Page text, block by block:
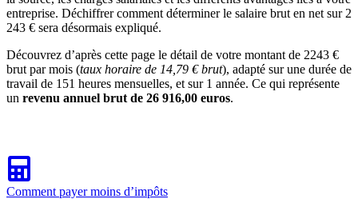
entreprise. Déchiffrer comment déterminer le salaire brut en net sur 2
243 € sera désormais expliqué.
Découvrez d’après cette page le détail de votre montant de 2243 €
brut par mois (taux horaire de 14,79 € brut), adapté sur une durée de
travail de 151 heures mensuelles, et sur 1 année. Ce qui représente
un revenu annuel brut de 26 916,00 euros.
Comment payer moins d’impôts